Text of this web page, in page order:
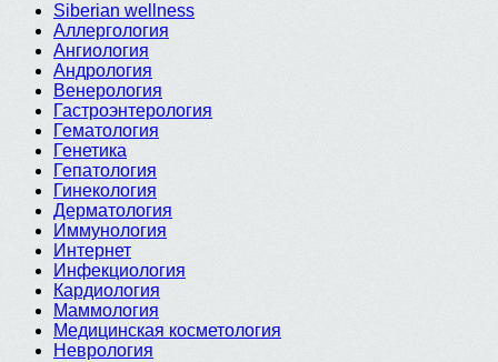
Siberian wellness
Аллергология
Ангиология
Андрология
Венерология
Гастроэнтерология
Гематология
Генетика
Гепатология
Гинекология
Дерматология
Иммунология
Интернет
Инфекциология
Кардиология
Маммология
Медицинская косметология
Неврология